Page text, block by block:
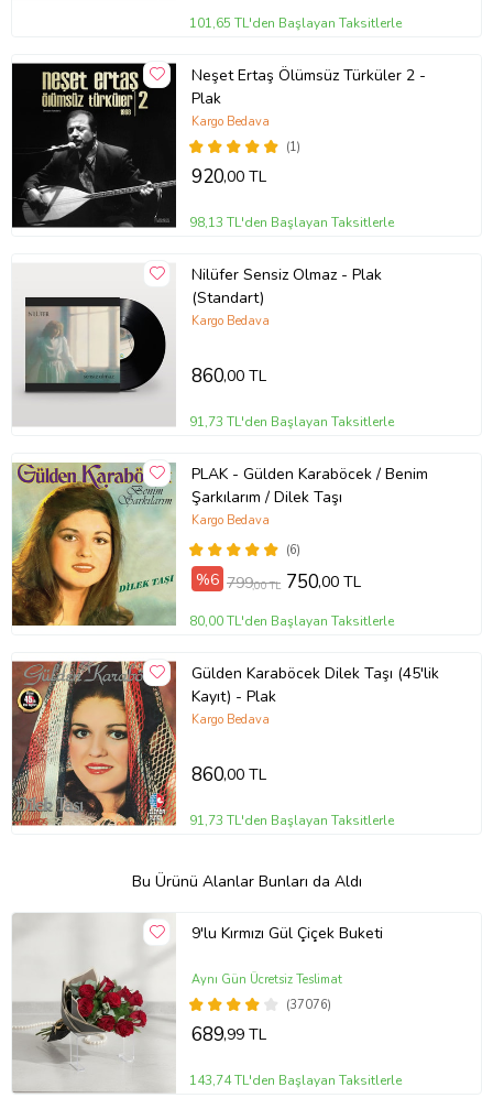
101,65 TL'den Başlayan Taksitlerle
Neşet Ertaş Ölümsüz Türküler 2 -
Plak
(1)
Kargo Bedava
920,00 TL
98,13 TL'den Başlayan Taksitlerle
Nilüfer Sensiz Olmaz - Plak
(Standart)
Kargo Bedava
860,00 TL
91,73 TL'den Başlayan Taksitlerle
PLAK - Gülden Karaböcek / Benim
Şarkılarım / Dilek Taşı
(6)
Kargo Bedava
%6 799,00 TL 750,00 TL
80,00 TL'den Başlayan Taksitlerle
Gülden Karaböcek Dilek Taşı (45'lik
Kayıt) - Plak
Kargo Bedava
860,00 TL
91,73 TL'den Başlayan Taksitlerle
Bu Ürünü Alanlar Bunları da Aldı
9'lu Kırmızı Gül Çiçek Buketi
(37076)
Aynı Gün Ücretsiz Teslimat
689,99 TL
143,74 TL'den Başlayan Taksitlerle